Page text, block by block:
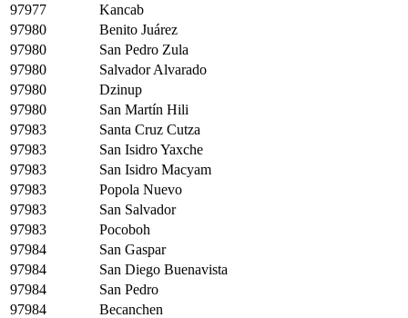
97977
Kancab
97980
Benito Juárez
97980
San Pedro Zula
97980
Salvador Alvarado
97980
Dzinup
97980
San Martín Hili
97983
Santa Cruz Cutza
97983
San Isidro Yaxche
97983
San Isidro Macyam
97983
Popola Nuevo
97983
San Salvador
97983
Pocoboh
97984
San Gaspar
97984
San Diego Buenavista
97984
San Pedro
97984
Becanchen